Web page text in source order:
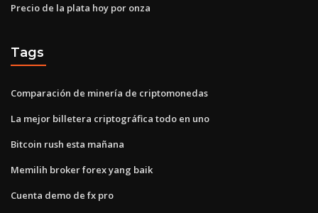
Precio de la plata hoy por onza
Tags
Comparación de minería de criptomonedas
La mejor billetera criptográfica todo en uno
Bitcoin rush esta mañana
Memilih broker forex yang baik
Cuenta demo de fx pro